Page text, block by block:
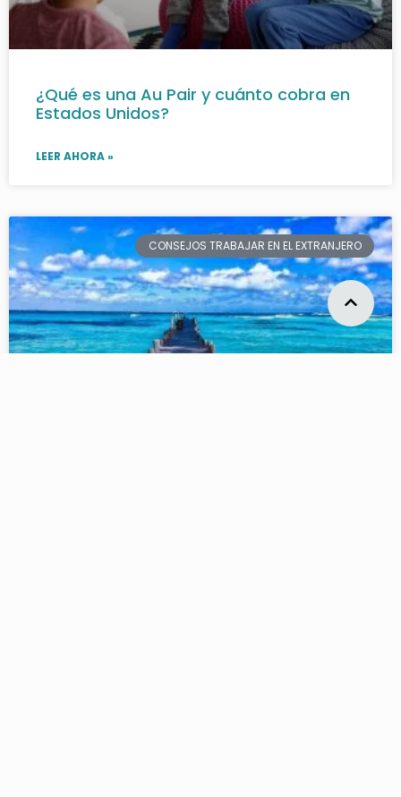
¿Qué es una Au Pair y cuánto cobra en
Estados Unidos?
LEER AHORA »
CONSEJOS TRABAJAR EN EL EXTRANJERO